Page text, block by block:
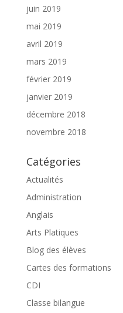
juin 2019
mai 2019
avril 2019
mars 2019
février 2019
janvier 2019
décembre 2018
novembre 2018
Catégories
Actualités
Administration
Anglais
Arts Platiques
Blog des élèves
Cartes des formations
CDI
Classe bilangue